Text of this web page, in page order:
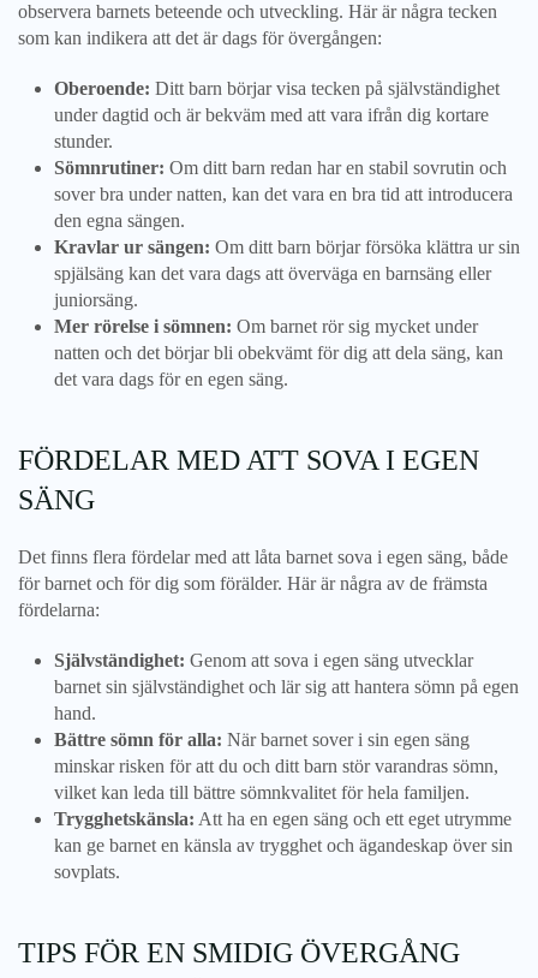
observera barnets beteende och utveckling. Här är några tecken
som kan indikera att det är dags för övergången:
Oberoende: Ditt barn börjar visa tecken på självständighet
under dagtid och är bekväm med att vara ifrån dig kortare
stunder.
Sömnrutiner: Om ditt barn redan har en stabil sovrutin och
sover bra under natten, kan det vara en bra tid att introducera
den egna sängen.
Kravlar ur sängen: Om ditt barn börjar försöka klättra ur sin
spjälsäng kan det vara dags att överväga en barnsäng eller
juniorsäng.
Mer rörelse i sömnen: Om barnet rör sig mycket under
natten och det börjar bli obekvämt för dig att dela säng, kan
det vara dags för en egen säng.
FÖRDELAR MED ATT SOVA I EGEN
SÄNG
Det finns flera fördelar med att låta barnet sova i egen säng, både
för barnet och för dig som förälder. Här är några av de främsta
fördelarna:
Självständighet: Genom att sova i egen säng utvecklar
barnet sin självständighet och lär sig att hantera sömn på egen
hand.
Bättre sömn för alla: När barnet sover i sin egen säng
minskar risken för att du och ditt barn stör varandras sömn,
vilket kan leda till bättre sömnkvalitet för hela familjen.
Trygghetskänsla: Att ha en egen säng och ett eget utrymme
kan ge barnet en känsla av trygghet och ägandeskap över sin
sovplats.
TIPS FÖR EN SMIDIG ÖVERGÅNG